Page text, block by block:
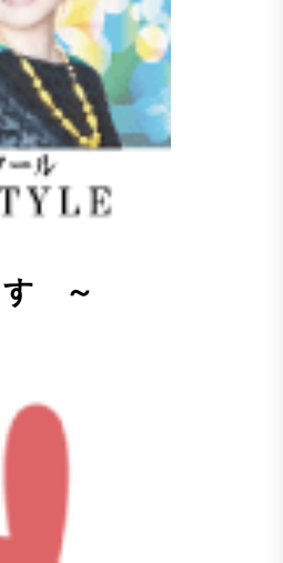
す ～